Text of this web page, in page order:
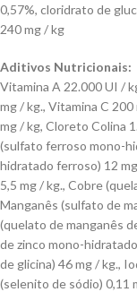
0,57%, cloridrato de
240 mg / kg
Aditivos Nutricionais:
Vitamina A 22.000 UI /
mg / kg., Vitamina C
mg / kg, Cloreto Colina
(sulfato ferroso mono-
hidratado ferroso) 12
5,5 mg / kg., Cobre
Manganês (sulfato de
(quelato de manganês
de zinco mono-
de glicina) 46 mg / kg.,
(selenito de sódio) 0,11